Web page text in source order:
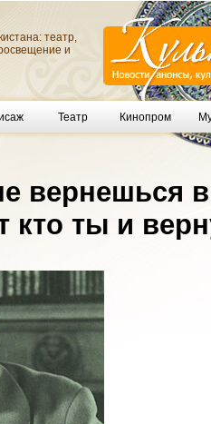
театр,
и
Театр Кинопром
вернешься
кто ты и